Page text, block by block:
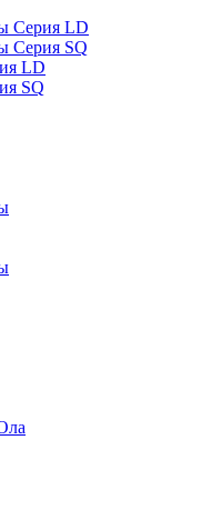
Серия LD
Серия SQ
LD
SQ